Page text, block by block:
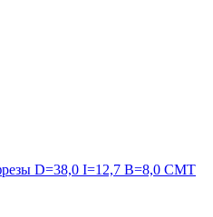
D=38,0 I=12,7 B=8,0 CMT